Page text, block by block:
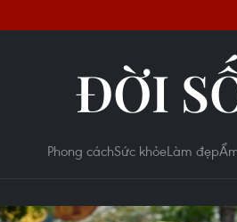
ĐỜI
Phong cáchSức khỏeLàm đẹp